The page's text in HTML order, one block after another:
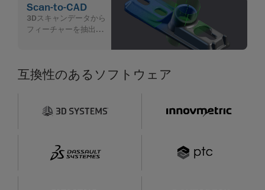
Scan-to-CAD
3Dスキャンデータから
フィーチャーを抽出す
互換性のあるソフトウェア